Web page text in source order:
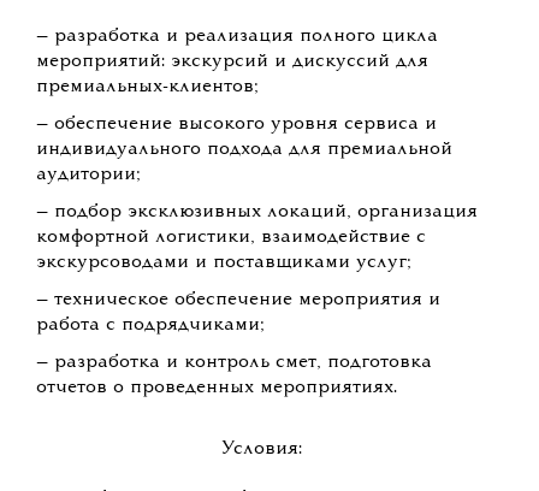
— разработка и реализация полного цикла
мероприятий: экскурсий и дискуссий для
премиальных-клиентов;
— обеспечение высокого уровня сервиса и
индивидуального подхода для премиальной
аудитории;
— подбор эксклюзивных локаций, организация
комфортной логистики, взаимодействие с
экскурсоводами и поставщиками услуг;
— техническое обеспечение мероприятия и
работа с подрядчиками;
— разработка и контроль смет, подготовка
отчетов о проведенных мероприятиях.
Условия: